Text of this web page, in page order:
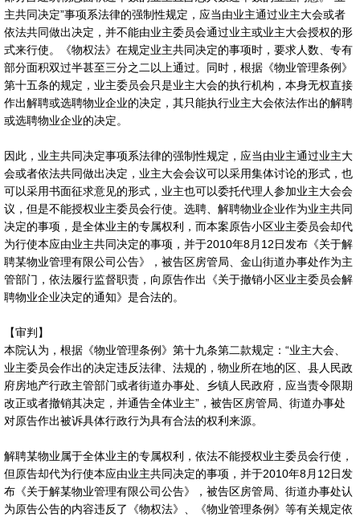
主共同决定”事项系法律的强制性规定，应当由业主通过业主大会或者
依法共同做出决定，并不能由业主委员会通过业主或业主大会授权的形
式来行使。《物权法》在规定业主共同决定的事项时，要求人数、专有
部分面积双过半甚至三分之二以上通过。同时，根据《物业管理条例》
第十五条的规定，业主委员会只是业主大会的执行机构，本身无权直接
作出解聘或选聘物业企业的决定，其只能执行业主大会依法作出的解聘
或选聘物业企业的决定。
因此，业主共同决定事项系法律的强制性规定，应当由业主通过业主大
会或者依法共同做出决定，业主大会会议可以采用集体讨论的形式，也
可以采用书面征求意见的形式，业主也可以委托代理人参加业主大会会
议，但是不能授权业主委员会行使。选聘、解聘物业企业作为业主共同
决定的事项，是全体业主的专属权利，而本案原告小区业主委员会却代
为行使本应由业主共同决定的事项，并于2010年8月12日发布《关于解
聘某物业管理有限公司公告》，被告区房管局、金山街道办事处作为主
管部门，依法履行监督职责，向原告作出《关于撤销小区业主委员会解
聘物业企业决定的通知》是合法的。
【审判】
本院认为，根据《物业管理条例》第十九条第二款规定：“业主大会、
业主委员会作出的决定违反法律、法规的，物业所在地的区、县人民政
府房地产行政主管部门或者街道办事处、乡镇人民政府，应当责令限期
改正或者撤销其决定，并通告全体业主”，被告区房管局、街道办事处
对原告作出被诉具体行政行为具有合法的权利来源。
解聘某物业属于全体业主的专属权利，依法不能授权业主委员会行使，
但原告却代为行使本应由业主共同决定的事项，并于2010年8月12日发
布《关于解某物业管理有限公司公告》，被告区房管局、街道办事处认
为原告公告的内容违反了《物权法》、《物业管理条例》等有关规定依